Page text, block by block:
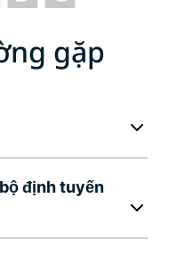
gặp
định tuyến